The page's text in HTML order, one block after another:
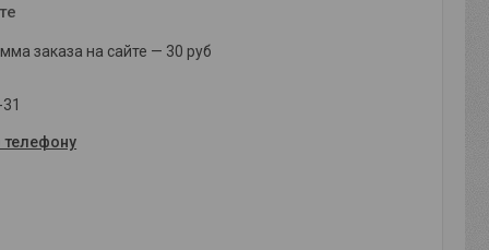
заказа на сайте — 30 руб
телефону